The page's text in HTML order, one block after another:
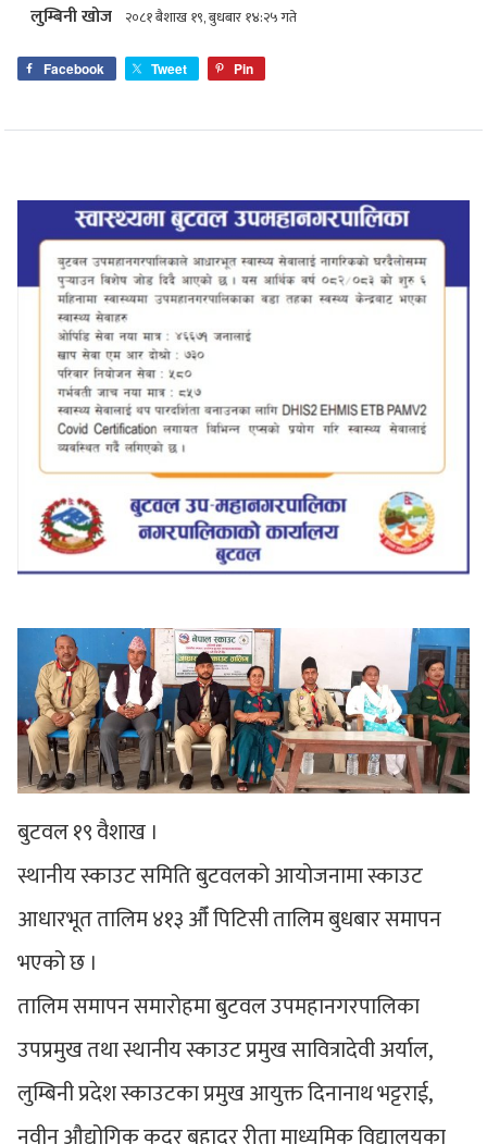
लुम्बिनी खोज २०८१ बैशाख १९, बुधबार १४:२५ गते
Facebook Tweet Pin
बुटवल १९ वैशाख ।
स्थानीय स्काउट समिति बुटवलको आयोजनामा स्काउट
आधारभूत तालिम ४१३ औँ पिटिसी तालिम बुधबार समापन
भएको छ ।
तालिम समापन समारोहमा बुटवल उपमहानगरपालिका
उपप्रमुख तथा स्थानीय स्काउट प्रमुख सावित्रादेवी अर्याल,
लुम्बिनी प्रदेश स्काउटका प्रमुख आयुक्त दिनानाथ भट्टराई,